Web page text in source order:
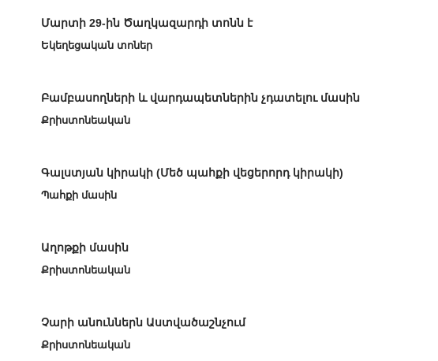
Մարտի 29-ին Ծաղկազարդի տոնն է
Եկեղեցական տոներ
Բամբասողների և վարդապետներին չդատելու մասին
Քրիստոնեական
Գալստյան կիրակի (Մեծ պահքի վեցերորդ կիրակի)
Պահքի մասին
Աղոթքի մասին
Քրիստոնեական
Չարի անուններն Աստվածաշնչում
Քրիստոնեական